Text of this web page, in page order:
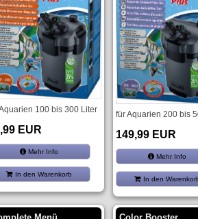
100 bis 300 Liter
EUR
Mehr Info
In den Warenkorb
für Aquarien 200 bis
149,99 EUR
Mehr Info
In den